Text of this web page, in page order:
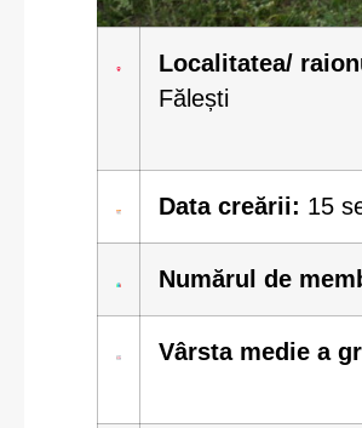
Localitatea/
Fălești
Data creării: 15
Numărul de
Vârsta medie a